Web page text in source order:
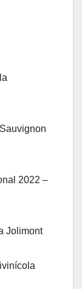
2022 –
Jolimont